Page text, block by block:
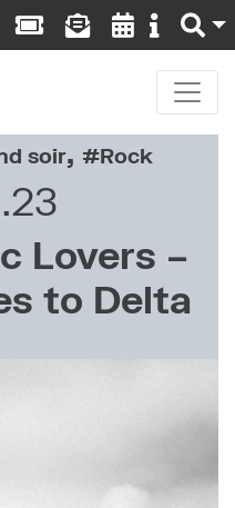
soir, Rock
Lovers –
to Delta